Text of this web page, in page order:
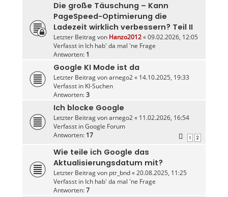
Die große Täuschung – Kann
PageSpeed-Optimierung die
Ladezeit wirklich verbessern? Teil II
Letzter Beitrag von Hanzo2012«09.02.2026, 12:05
Verfasst in Ich hab' da mal 'ne Frage
Antworten: 1
Google KI Mode ist da
Letzter Beitrag vonarnego2« 14.10.2025, 19:33
Verfasst in KI-Suchen
Antworten:3
Ich blocke Google
Letzter Beitrag vonarnego2« 11.02.2026, 16:54
Verfasst inGoogle Forum
Antworten: 17 1 2
Wie teile ich Google das
Aktualisierungsdatum mit?
Letzter Beitrag von ptr_bnd«20.08.2025, 11:25
Verfasst in Ich hab' da mal 'ne Frage
Antworten:7